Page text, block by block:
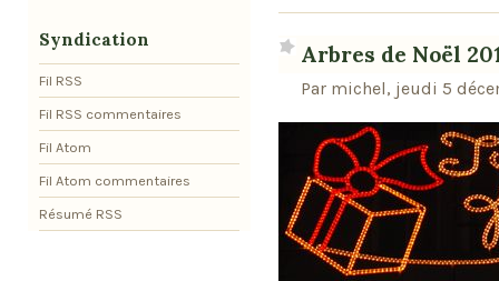
Arbres de Noël
Par michel, jeudi 5
Syndication
Fil RSS
Fil RSS commentaires
Fil Atom
Fil Atom commentaires
Résumé RSS